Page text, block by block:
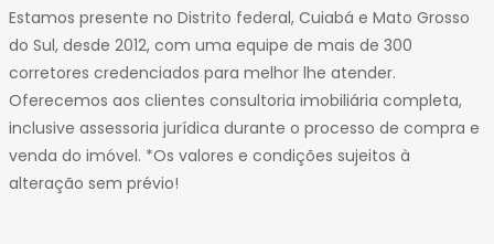
Estamos presente no Distrito federal, Cuiabá e Mato Grosso
do Sul, desde 2012, com uma equipe de mais de 300
corretores credenciados para melhor lhe atender.
Oferecemos aos clientes consultoria imobiliária completa,
inclusive assessoria jurídica durante o processo de compra e
venda do imóvel. *Os valores e condições sujeitos à
alteração sem prévio!